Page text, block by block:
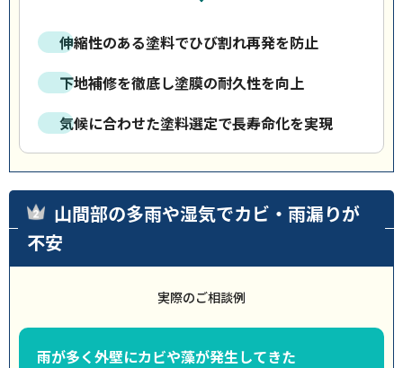
伸縮性のある塗料でひび割れ再発を防止
下地補修を徹底し塗膜の耐久性を向上
気候に合わせた塗料選定で長寿命化を実現
山間部の多雨や湿気でカビ・雨漏りが
不安
実際のご相談例
雨が多く外壁にカビや藻が発生してきた